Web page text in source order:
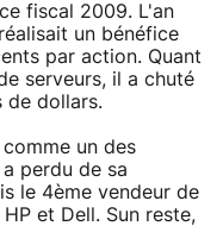
fiscal 2009. L'an
un bénéfice
par action. Quant
serveurs, il a chuté
de dollars.
un des
perdu de sa
le 4ème vendeur de
et Dell. Sun reste,